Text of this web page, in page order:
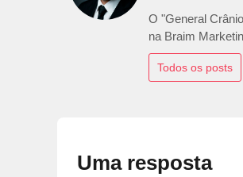
O "General
na Braim
Todos os posts
Uma resposta